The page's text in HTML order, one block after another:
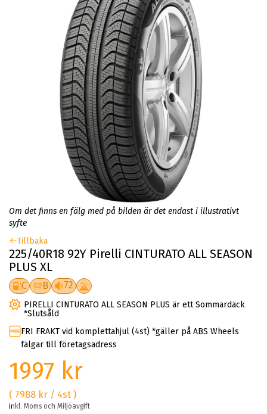
Om det finns en fälg med på bilden är det endast i illustrativt
syfte
Tillbaka
225/40R18 92Y Pirelli CINTURATO ALL SEASON
PLUS XL
C B 72
PIRELLI CINTURATO ALL SEASON PLUS är ett Sommardäck
*Slutsåld
FRI FRAKT vid komplettahjul (4st) *gäller på ABS Wheels
fälgar till företagsadress
1997 kr
( 7988 kr / 4st )
inkl. Moms och Miljöavgift